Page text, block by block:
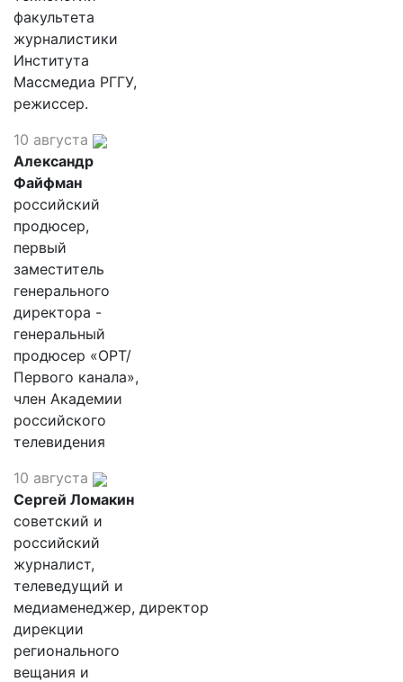
факультета
журналистики
Института
Массмедиа РГГУ,
режиссер.
10 августа
Александр
Файфман
российский
продюсер,
первый
заместитель
генерального
директора -
генеральный
продюсер «ОРТ/
Первого канала»,
член Академии
российского
телевидения
10 августа
Сергей Ломакин
советский и
российский
журналист,
телеведущий и
медиаменеджер, директор
дирекции
регионального
вещания и